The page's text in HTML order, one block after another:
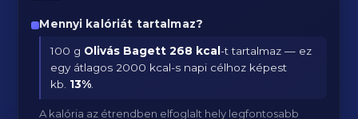
Mennyi kalóriát tartalmaz?
100 g Olivás Bagett 268 kcal-t tartalmaz — ez
egy átlagos 2000 kcal-s napi célhoz képest
kb. 13%
A kalória az étrendben elfoglalt hely legfontosabb